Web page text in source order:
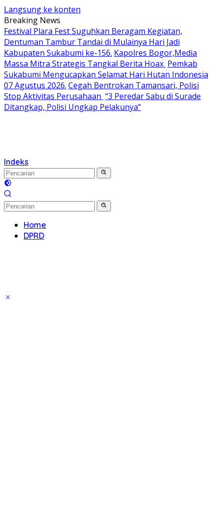
Langsung ke konten
Breaking News
Festival Plara Fest Suguhkan Beragam Kegiatan,
Dentuman Tambur Tandai di Mulainya Hari Jadi
Kabupaten Sukabumi ke-156. Kapolres Bogor,Media
Massa Mitra Strategis Tangkal Berita Hoax Pemkab
Sukabumi Mengucapkan Selamat Hari Hutan Indonesia
07 Agustus 2026. Cegah Bentrokan Tamansari, Polisi
Stop Aktivitas Perusahaan “3 Peredar Sabu di Surade
Ditangkap, Polisi Ungkap Pelakunya”
Indeks
Home
DPRD